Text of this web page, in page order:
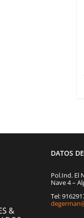
DATOS
Pol.Ind. El
Nave 4 –
Tel: